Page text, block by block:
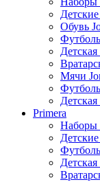
Обувь
Мячи
Primera
Наборы